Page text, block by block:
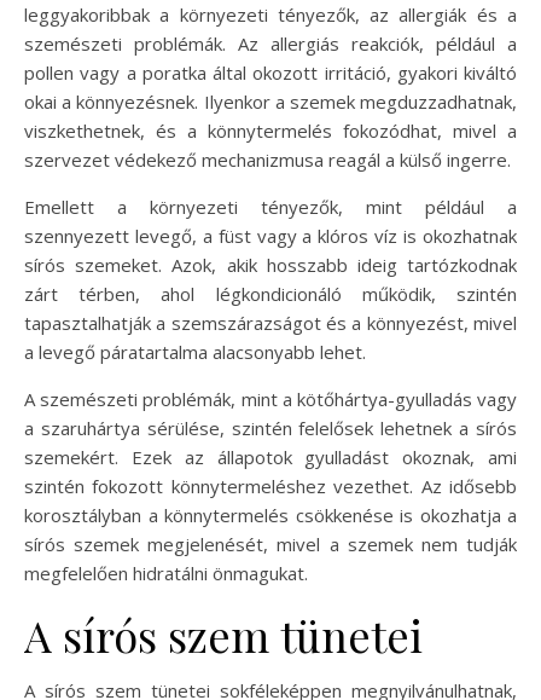
leggyakoribbak a környezeti tényezők, az allergiák és a
szemészeti problémák. Az allergiás reakciók, például a
pollen vagy a poratka által okozott irritáció, gyakori kiváltó
okai a könnyezésnek. Ilyenkor a szemek megduzzadhatnak,
viszkethetnek, és a könnytermelés fokozódhat, mivel a
szervezet védekező mechanizmusa reagál a külső ingerre.
Emellett a környezeti tényezők, mint például a
szennyezett levegő, a füst vagy a klóros víz is okozhatnak
sírós szemeket. Azok, akik hosszabb ideig tartózkodnak
zárt térben, ahol légkondicionáló működik, szintén
tapasztalhatják a szemszárazságot és a könnyezést, mivel
a levegő páratartalma alacsonyabb lehet.
A szemészeti problémák, mint a kötőhártya-gyulladás vagy
a szaruhártya sérülése, szintén felelősek lehetnek a sírós
szemekért. Ezek az állapotok gyulladást okoznak, ami
szintén fokozott könnytermeléshez vezethet. Az idősebb
korosztályban a könnytermelés csökkenése is okozhatja a
sírós szemek megjelenését, mivel a szemek nem tudják
megfelelően hidratálni önmagukat.
A sírós szem tünetei
A sírós szem tünetei sokféleképpen megnyilvánulhatnak,